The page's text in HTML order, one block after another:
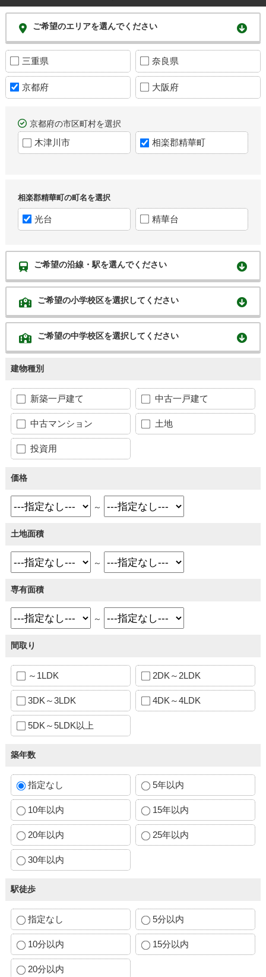
ご希望のエリアを選んでください
三重県 奈良県
京都府 大阪府
京都府の市区町村を選択
木津川市 相楽郡精華町
相楽郡精華町の町名を選択
光台 精華台
ご希望の沿線・駅を選んでください
ご希望の小学校区を選択してください
ご希望の中学校区を選択してください
建物種別
新築一戸建て 中古一戸建て
中古マンション 土地
投資用
価格
～
土地面積
～
専有面積
～
間取り
～1LDK 2DK～2LDK
3DK～3LDK 4DK～4LDK
5DK～5LDK以上
築年数
指定なし 5年以内
10年以内 15年以内
20年以内 25年以内
30年以内
駅徒歩
指定なし 5分以内
10分以内 15分以内
20分以内